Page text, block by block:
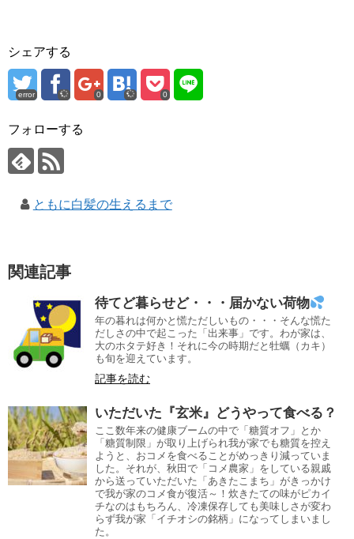
シェアする
error 0 0
フォローする
ともに白髪の生えるまで
関連記事
待てど暮らせど・・・届かない荷物
年の暮れは何かと慌ただしいもの・・・そんな慌た
だしさの中で起こった「出来事」です。わが家は、
大のホタテ好き！それに今の時期だと牡蠣（カキ）
も旬を迎えています。
記事を読む
いただいた『玄米』どうやって食べる？
ここ数年来の健康ブームの中で「糖質オフ」とか
「糖質制限」が取り上げられ我が家でも糖質を控え
ようと、おコメを食べることがめっきり減っていま
した。それが、秋田で「コメ農家」をしている親戚
から送っていただいた「あきたこまち」がきっかけ
で我が家のコメ食が復活～！炊きたての味がピカイ
チなのはもちろん、冷凍保存しても美味しさが変わ
らず我が家「イチオシの銘柄」になってしまいまし
た。